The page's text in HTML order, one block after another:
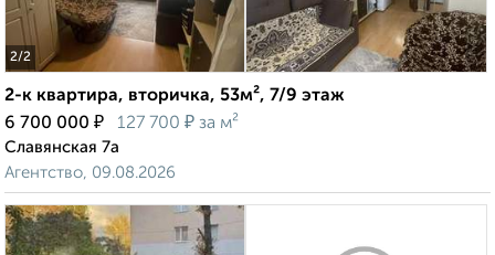
2/2
2-к квартира, вторичка, 53м², 7/9 этаж
6 700 000 ₽ 127 700 ₽ за м²
Славянская 7а
Агентство, 09.08.2026